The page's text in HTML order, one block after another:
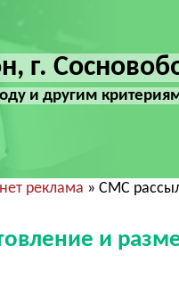
г.
и другим
реклама » СМС
и